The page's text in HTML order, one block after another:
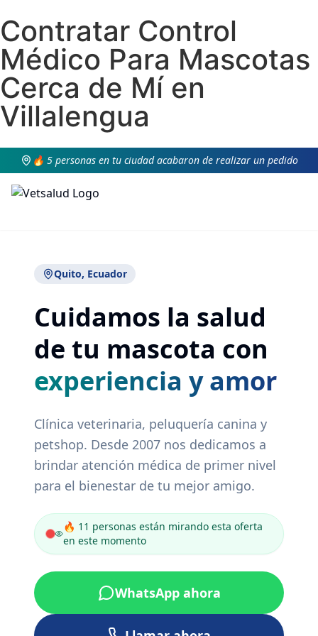
Contratar Control
Médico Para Mascotas
Cerca de Mí en
Villalengua